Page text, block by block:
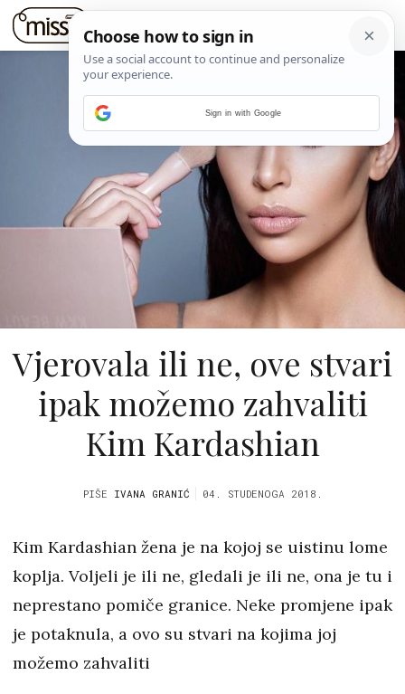
Vjerovala ili ne, ove stvari
ipak možemo zahvaliti
Kim Kardashian
PIŠE IVANA GRANIĆ 04. STUDENOGA 2018.
Kim Kardashian žena je na kojoj se uistinu lome
koplja. Voljeli je ili ne, gledali je ili ne, ona je tu i
neprestano pomiče granice. Neke promjene ipak
je potaknula, a ovo su stvari na kojima joj
možemo zahvaliti
Sign in with Google